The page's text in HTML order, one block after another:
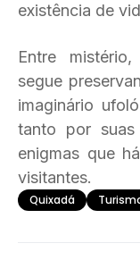
existência de
Entre
segue
imaginário
tanto por suas
enigmas que
visitantes.
Quixadá